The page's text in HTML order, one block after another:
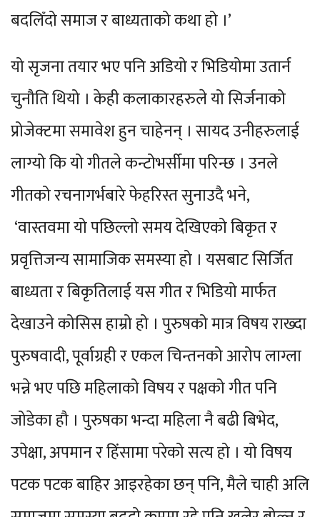
बदलिँदो समाज र बाध्यताको कथा हो ।’
यो सृजना तयार भए पनि अडियो र भिडियोमा उतार्न
चुनौति थियो । केही कलाकारहरुले यो सिर्जनाको
प्रोजेक्टमा समावेश हुन चाहेनन् । सायद उनीहरुलाई
लाग्यो कि यो गीतले कन्टोभर्सीमा परिन्छ । उनले
गीतको रचनागर्भबारे फेहरिस्त सुनाउदै भने,
‘वास्तवमा यो पछिल्लो समय देखिएको बिकृत र
प्रवृत्तिजन्य सामाजिक समस्या हो । यसबाट सिर्जित
बाध्यता र बिकृतिलाई यस गीत र भिडियो मार्फत
देखाउने कोसिस हाम्रो हो । पुरुषको मात्र विषय राख्दा
पुरुषवादी, पूर्वाग्रही र एकल चिन्तनको आरोप लाग्ला
भन्ने भए पछि महिलाको विषय र पक्षको गीत पनि
जोडेका हौ । पुरुषका भन्दा महिला नै बढी बिभेद,
उपेक्षा, अपमान र हिंसामा परेको सत्य हो । यो विषय
पटक पटक बाहिर आइरहेका छन् पनि, मैले चाही अलि